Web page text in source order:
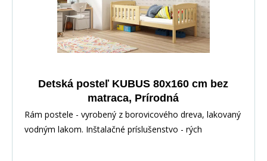
Detská posteľ KUBUS 80x160 cm bez
matraca, Prírodná
Rám postele - vyrobený z borovicového dreva, lakovaný
vodným lakom. Inštalačné príslušenstvo - rých